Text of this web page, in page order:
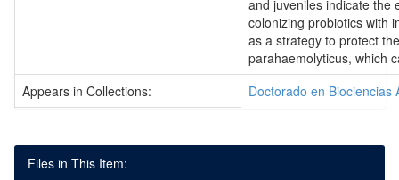
and juveniles indicate the
colonizing probiotics with
as a strategy to protect
parahaemolyticus, which
Appears in Collections:
Doctorado en Biociencias
Files in This Item: